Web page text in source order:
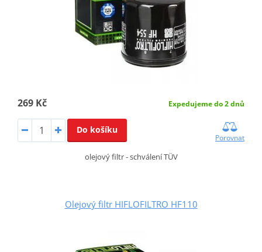
269 Kč Expedujeme do 2 dnů
Do košíku
Porovnat
olejový filtr - schválení TÜV
Olejový filtr HIFLOFILTRO HF110